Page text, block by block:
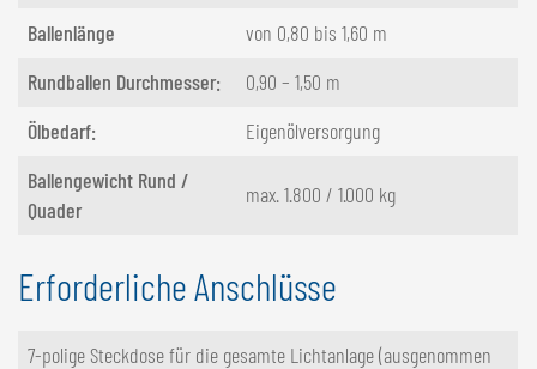
Ballenlänge
von 0,80 bis 1,60 m
Rundballen Durchmesser:
0,90 – 1,50 m
Ölbedarf:
Eigenölversorgung
Ballengewicht Rund /
Quader
max. 1.800 / 1.000 kg
Erforderliche Anschlüsse
7-polige Steckdose für die gesamte Lichtanlage (ausgenommen